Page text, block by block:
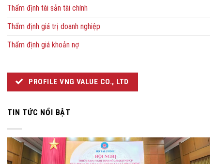
Thẩm định tài sản tài chính
Thẩm định giá trị doanh nghiệp
Thẩm định giá khoản nợ
PROFILE VNG VALUE CO., LTD
TIN TỨC NỔI BẬT